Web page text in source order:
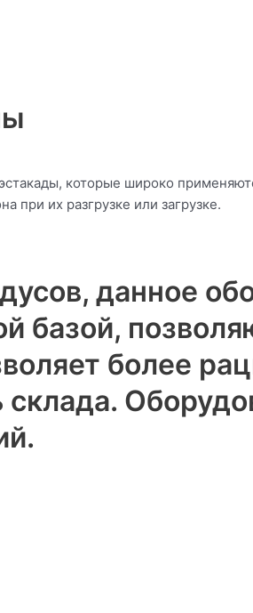
которые широко
при их разгрузке или загрузке.
данное
базой,
более